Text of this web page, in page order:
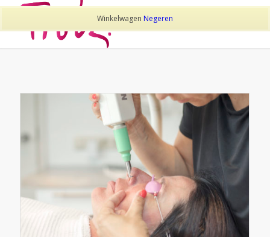
Winkelwagen Negeren